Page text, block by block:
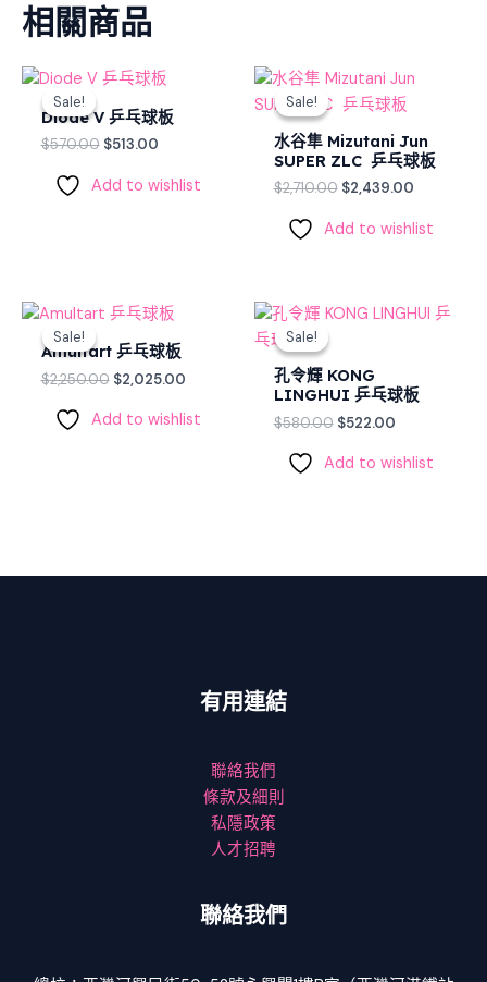
相關商品
Sale!
Sale!
Diode V 乒乓球板
$570.00
Original
was:
$570.00.
$513.00
Current
is:
$513.00.
Add to wishlist
Sale!
Sale!
水谷隼 Mizutani Jun
SUPER ZLC 乒乓球板
$2,710.00
Original
price
was:
$2,710.00.
$2,439.00
Current
Add to wishlist
Sale!
Sale!
Amultart 乒乓球板
$2,250.00
Original
was:
$2,250.00.
$2,025.00
Add to wishlist
Sale!
Sale!
孔令輝 KONG
LINGHUI 乒乓球板
$580.00
Original
$522.00
Current
Add to wishlist
有用連結
聯絡我們
條款及細則
私隱政策
人才招聘
聯絡我們